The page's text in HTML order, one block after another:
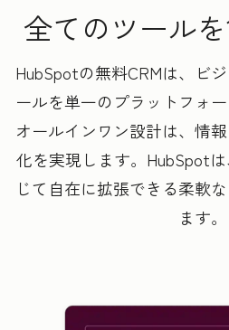
全てのツール
HubSpotの無料CRMは、ビ
ールを単一のプラットフォ
オールインワン設計は、情
化を実現します。HubSpot
じて自在に拡張できる柔軟
ます。